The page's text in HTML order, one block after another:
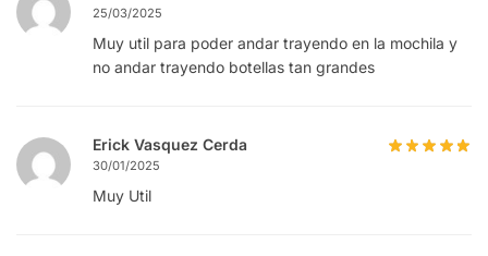
25/03/2025
Muy util para poder andar trayendo en la mochila y
no andar trayendo botellas tan grandes
Erick Vasquez Cerda
30/01/2025
Muy Util